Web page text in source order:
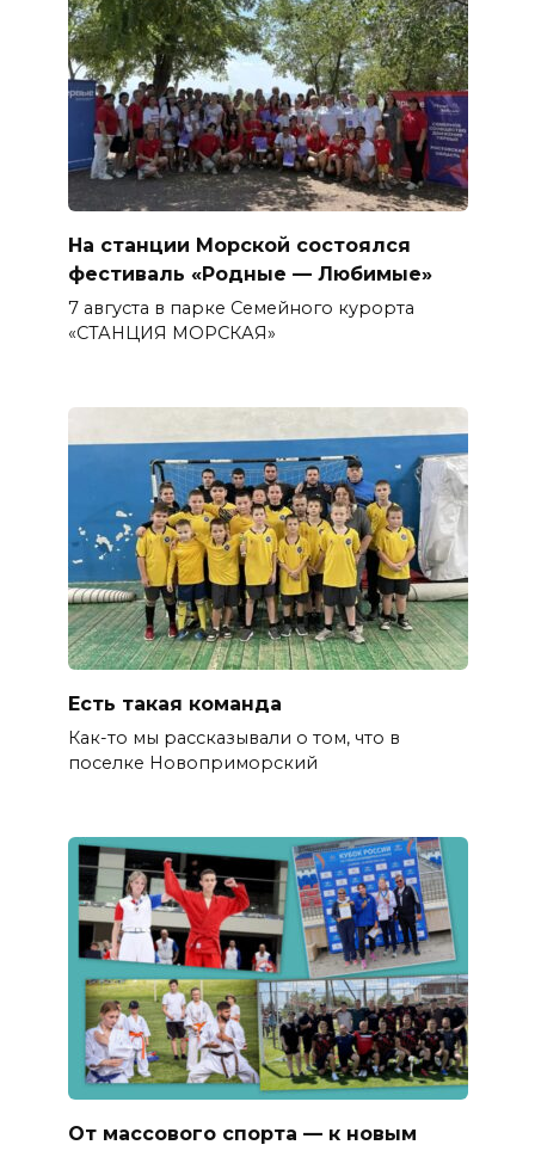
На станции Морской состоялся
фестиваль «Родные — Любимые»
7 августа в парке Семейного курорта
«СТАНЦИЯ МОРСКАЯ»
Есть такая команда
Как-то мы рассказывали о том, что в
поселке Новоприморский
От массового спорта — к новым